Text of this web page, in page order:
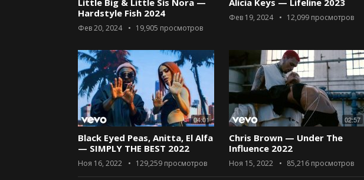
Little Big & Little Sis Nora —
Hardstyle Fish 2024
Фев 20, 2024 19,905 просмотров
Alicia Keys — Lifeline 2023
Фев 19, 2024 12,099 просмотров
04:01
Black Eyed Peas, Anitta, El Alfa
— SIMPLY THE BEST 2022
Ноя 16, 2022 129,259 просмотров
02:57
Chris Brown — Under The
Influence 2022
Ноя 15, 2022 85,216 просмотров